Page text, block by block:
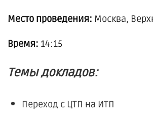
Место проведения: Москва,
Время: 14:15
Темы докладов:
Переход с ЦТП на ИТП